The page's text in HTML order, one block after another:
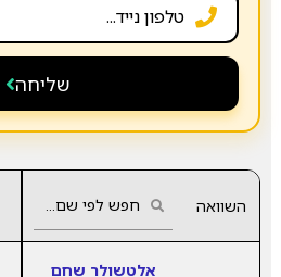
שליחה
השוואה
אלטשולר שחם